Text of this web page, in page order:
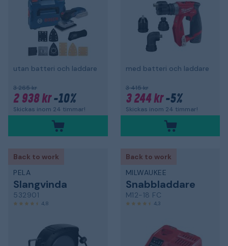
utan batteri och laddare
3 265 kr
2 938 kr-10%
Skickas inom 24 timmar!
med batteri och laddare
3 415 kr
3 244 kr-5%
Skickas inom 24 timmar!
Back to work
PELA
Slangvinda
532901
4,8
Back to work
MILWAUKEE
Snabbladdare
M12-18 FC
4,3